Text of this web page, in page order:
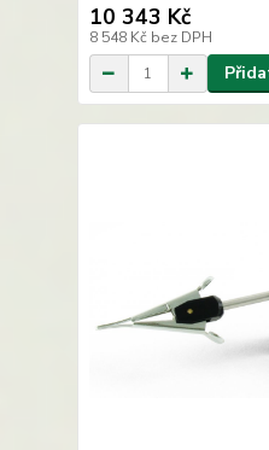
10 343 Kč
8 548 Kč bez DPH